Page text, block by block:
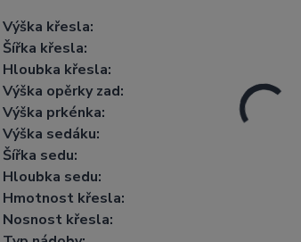
Výška křesla:
Šířka křesla:
Hloubka křesla:
Výška opěrky zad:
Výška prkénka:
Výška sedáku:
Šířka sedu:
Hloubka sedu:
Hmotnost křesla:
Nosnost křesla: